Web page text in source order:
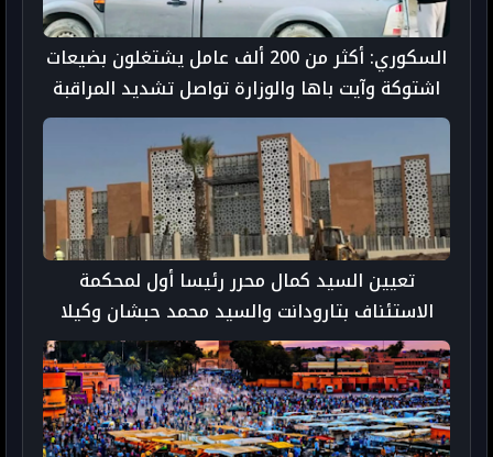
السكوري: أكثر من 200 ألف عامل يشتغلون بضيعات
اشتوكة وآيت باها والوزارة تواصل تشديد المراقبة
تعيين السيد كمال محرر رئيسا أول لمحكمة
الاستئناف بتارودانت والسيد محمد حبشان وكيلا
عاما للملك لديها